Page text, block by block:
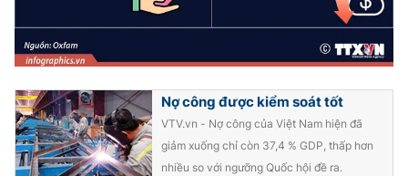
Vươn mình bằng AI
VTV9 VTV8
Liên hệ tòa soạn English
Nợ công được kiểm soát tốt
VTV.vn - Nợ công của Việt Nam hiện đã
giảm xuống chỉ còn 37,4 % GDP, thấp hơn
nhiều so với ngưỡng Quốc hội đề ra.